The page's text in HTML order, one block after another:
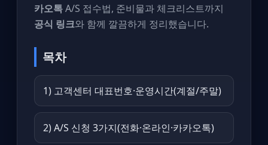
카오톡A/S 접수법, 준비물과 체크리스트까지
공식 링크와 함께 깔끔하게 정리했습니다.
목차
1) 고객센터 대표번호·운영시간(계절/주말)
2) A/S 신청 3가지(전화·온라인·카카오톡)